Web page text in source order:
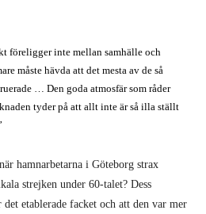
föreligger inte mellan samhälle och
måste hävda att det mesta av de så
… Den goda atmosfär som råder
tyder på att allt inte är så illa ställt
hamnarbetarna i Göteborg strax
strejken under 60-talet? Dess
etablerade facket och att den var mer